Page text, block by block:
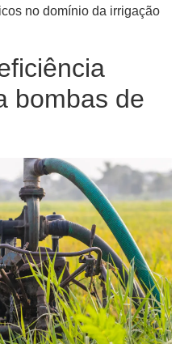
no domínio da irrigação
bombas de